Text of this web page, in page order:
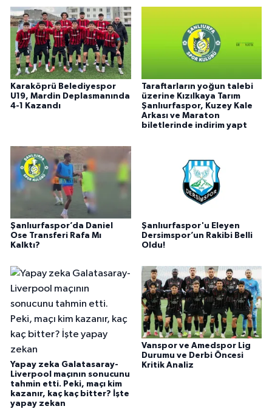
Karaköprü Belediyespor
U19, Mardin Deplasmanında
4-1 Kazandı
Taraftarların yoğun talebi
üzerine Kızılkaya Tarım
Şanlıurfaspor, Kuzey Kale
Arkası ve Maraton
biletlerinde indirim yapt
Şanlıurfaspor’da Daniel
Ose Transferi Rafa Mı
Kalktı?
Şanlıurfaspor'u Eleyen
Dersimspor’un Rakibi Belli
Oldu!
Yapay zeka Galatasaray-
Liverpool maçının sonucunu
tahmin etti. Peki, maçı kim
kazanır, kaç kaç bitter? İşte
yapay zekan
Vanspor ve Amedspor Lig
Durumu ve Derbi Öncesi
Kritik Analiz